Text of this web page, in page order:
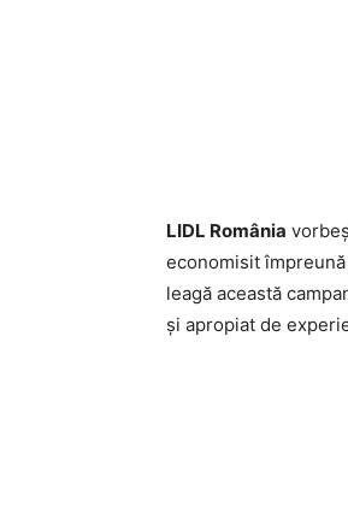
LIDL România
economisit
leagă această
și apropiat de